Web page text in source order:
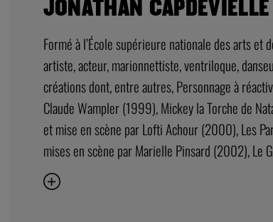
JONATHAN CAPDEVIELLE
Formé à l’École supérieure nationale des arts et
artiste, acteur, marionnettiste, ventriloque,
créations dont, entre autres, Personnage à
Claude Wampler (1999), Mickey la Torche de
et mise en scène par Lofti Achour (2000), Les
mises en scène par Marielle Pinsard (2002), Le